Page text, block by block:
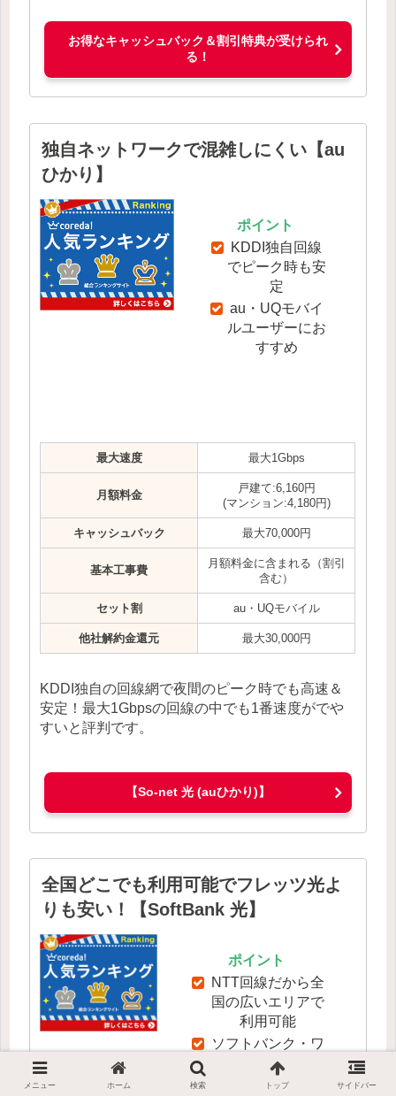
お得なキャッシュバック＆割引特典が受けられ
る！
独自ネットワークで混雑しにくい【au
ひかり】
ポイント
KDDI独自回線
でピーク時も安
定
au・UQモバイ
ルユーザーにお
すすめ
最大速度 最大1Gbps
月額料金
戸建て:6,160円
(マンション:4,180円)
キャッシュバック 最大70,000円
基本工事費
月額料金に含まれる（割引
含む）
セット割 au・UQモバイル
他社解約金還元 最大30,000円
KDDI独自の回線網で夜間のピーク時でも高速＆
安定！最大1Gbpsの回線の中でも1番速度がでや
すいと評判です。
【So-net 光 (auひかり)】
全国どこでも利用可能でフレッツ光よ
りも安い！【SoftBank 光】
ポイント
NTT回線だから全
国の広いエリアで
利用可能
ソフトバンク・ワ
イモバイルユーザ
ーにおすすめ
メニュー ホーム 検索 トップ サイドバー